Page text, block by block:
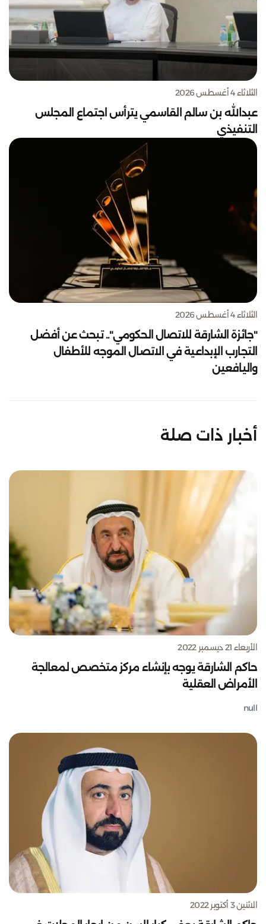
الثلاثاء 4 أغسطس 2026
عبدالله بن سالم القاسمي يترأس اجتماع المجلس
التنفيذي
الثلاثاء 4 أغسطس 2026
"جائزة الشارقة للاتصال الحكومي".. تبحث عن أفضل
التجارب الإبداعية في الاتصال الموجه للأطفال
واليافعين
أخبار ذات صلة
الأربعاء 21 ديسمبر 2022
حاكم الشارقة يوجه بإنشاء مركز متخصص لمعالجة
الأمراض العقلية
null
الاثنين 3 أكتوبر 2022